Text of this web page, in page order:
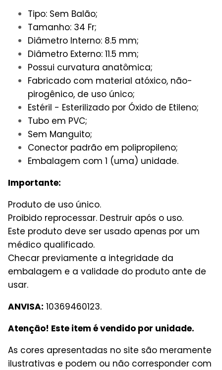
Tipo: Sem Balão;
Tamanho: 34 Fr;
Diâmetro Interno: 8.5 mm;
Diâmetro Externo: 11.5 mm;
Possui curvatura anatômica;
Fabricado com material atóxico, não-
pirogênico, de uso único;
Estéril - Esterilizado por Óxido de Etileno;
Tubo em PVC;
Sem Manguito;
Conector padrão em polipropileno;
Embalagem com 1 (uma) unidade.
Importante:
Produto de uso único.
Proibido reprocessar. Destruir após o uso.
Este produto deve ser usado apenas por um
médico qualificado.
Checar previamente a integridade da
embalagem e a validade do produto ante de
usar.
ANVISA: 10369460123.
Atenção! Este item é vendido por unidade.
As cores apresentadas no site são meramente
ilustrativas e podem ou não corresponder com